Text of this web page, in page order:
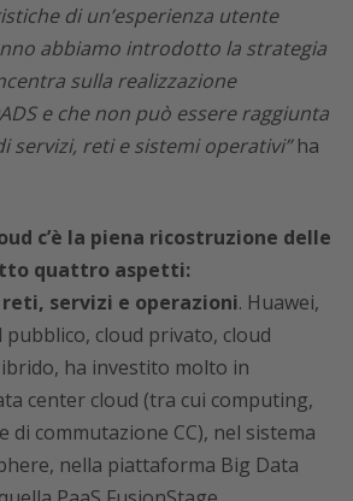
di un’esperienza utente
abbiamo introdotto la strategia
sulla realizzazione
e che non può essere raggiunta
servizi, reti e sistemi operativi”ha
c’è la piena ricostruzione delle
quattro aspetti:
servizi e operazioni. Huawei,
pubblico, cloud privato, cloud
ha investito molto in
center cloud (tra cui computing,
di commutazione CC), nel sistema
nella piattaforma Big Data